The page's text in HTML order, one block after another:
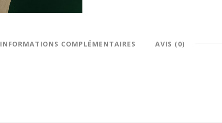
INFORMATIONS COMPLÉMENTAIRES AVIS (0)